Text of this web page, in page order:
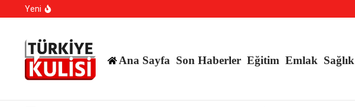
İçeriğe atla
Yeni
700 Bin Liralık Oyunu Dikkatiyle Bozdu: Ekspertiz ‘Sazan Sarmalı’ Tuzağını İfşa Etti
Ana Sayfa Son Haberler Eğitim Emlak Sağlık